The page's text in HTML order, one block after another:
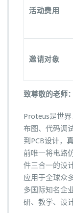
活动费用
邀请对象
致尊敬的老师：
Proteus是世
布图、代码调
到PCB设计，
前唯一将电路
件三合一的设
应用于全球众
多国际知名企
研、教学、设